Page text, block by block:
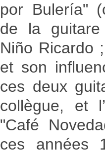
por Bulería"
de la
Niño Ricardo
et son
ces deux
collègue, et
"Café
ces années